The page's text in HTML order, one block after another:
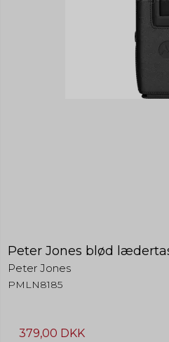
Peter Jones blød
Peter Jones
PMLN8185
379,00 DKK